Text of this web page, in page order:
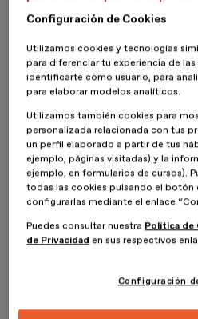
mucho por hacer, pero poco a poco
afortunadamente, barreras. Esto ha
personas consideren que juzgarnos
es algo del pasado, y ahora, los más
forma,sin etiquetas de hombre o
expresión, que no es otra que la
moda sin género.
¿Qué es la moda
Como bien sabes,la moda
la sociedad de ese momento.
que hemos visto en ella una
que cualquier persona, sin importar
Configuración de Cookies
Utilizamos cookies y tecnologías
para diferenciar tu experiencia de
identificarte como usuario, para
para elaborar modelos analíticos.
Utilizamos también cookies para
personalizada relacionada con tus
un perfil elaborado a partir de tus
ejemplo, páginas visitadas) y la
ejemplo, en formularios de cursos).
todas las cookies pulsando el botón
configurarlas mediante el enlace
Puedes consultar nuestra Política de
de Privacidad en sus respectivos
Configuración